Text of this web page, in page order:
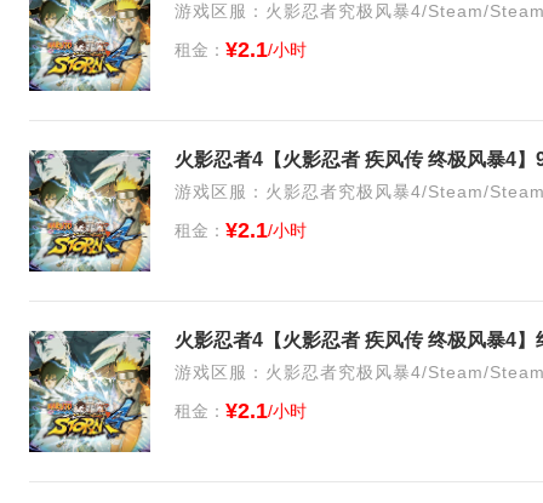
游戏区服：火影忍者究极风暴4/Steam/
租金： ¥2.1/小时
游戏区服：火影忍者究极风暴4/Steam/
租金： ¥2.1/小时
游戏区服：火影忍者究极风暴4/Steam/
租金： ¥2.1/小时